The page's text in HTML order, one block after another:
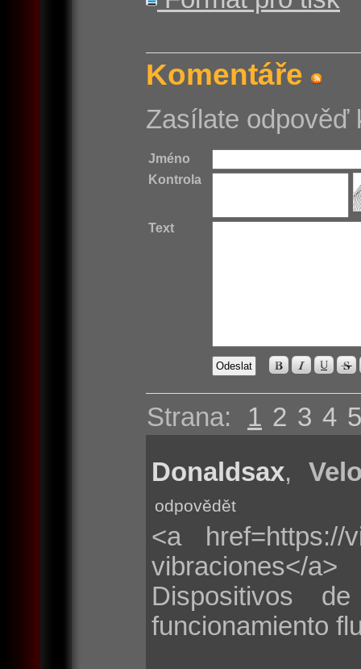
Komentáře
Zasílate odpověď
Jméno
Kontrola
Text
Strana: 1 2 3 4 5
Donaldsax,
odpovědět
<a href=https://
vibraciones</a>
Dispositivos
funcionamiento